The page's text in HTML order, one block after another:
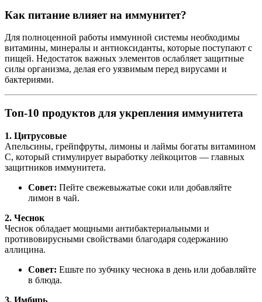
Как питание влияет на иммунитет?
Для полноценной работы иммунной системы необходимы
витамины, минералы и антиоксиданты, которые поступают с
пищей. Недостаток важных элементов ослабляет защитные
силы организма, делая его уязвимым перед вирусами и
бактериями.
Топ-10 продуктов для укрепления иммунитета
1. Цитрусовые
Апельсины, грейпфруты, лимоны и лаймы богаты витамином
C, который стимулирует выработку лейкоцитов — главных
защитников иммунитета.
Совет: Пейте свежевыжатые соки или добавляйте
лимон в чай.
2. Чеснок
Чеснок обладает мощными антибактериальными и
противовирусными свойствами благодаря содержанию
аллицина.
Совет: Ешьте по зубчику чеснока в день или добавляйте
в блюда.
3. Имбирь